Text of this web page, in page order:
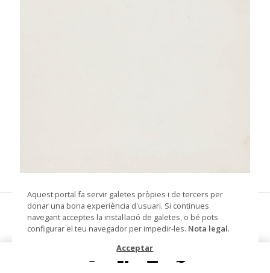
© Arxiu Fotogràfic del Consorci del Patrimoni de
Sitges
Esbós de cap infantil
dibuix
Aquest portal fa servir galetes pròpies i de tercers per
donar una bona experiència d'usuari. Si continues
navegant acceptes la instal·lació de galetes, o bé pots
configurar el teu navegador per impedir-les. Nota legal.
Acceptar